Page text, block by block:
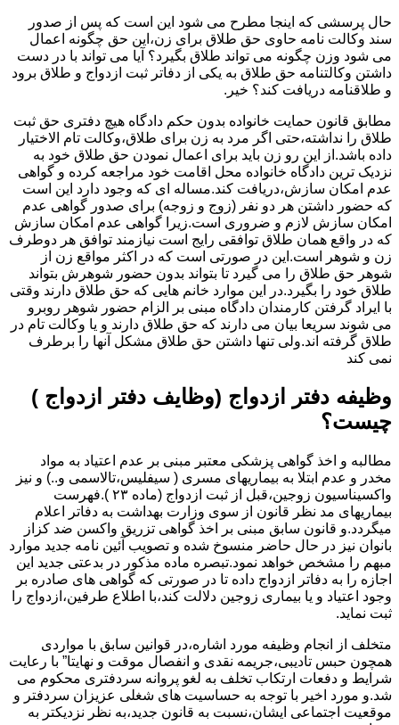
حال پرسشی که اینجا مطرح می شود این است که پس از صدور
سند وکالت نامه حاوی حق طلاق برای زن،این حق چگونه اعمال
می شود وزن چگونه می تواند طلاق بگیرد؟ آیا می تواند با در دست
داشتن وکالتنامه حق طلاق به یکی از دفاتر ثبت ازدواج و طلاق برود
و طلاقنامه دریافت کند؟ خیر.
مطابق قانون حمایت خانواده بدون حکم دادگاه هیچ دفتری حق ثبت
طلاق را نداشته،حتی اگر مرد به زن برای طلاق،وکالت تام الاختیار
داده باشد.از این رو زن باید برای اعمال نمودن حق طلاق خود به
نزدیک ترین دادگاه خانواده محل اقامت خود مراجعه کرده و گواهی
عدم امکان سازش،دریافت کند.مساله ای که وجود دارد این است
که حضور داشتن هر دو نفر (زوج و زوجه) برای صدور گواهی عدم
امکان سازش لازم و ضروری است.زیرا گواهی عدم امکان سازش
که در واقع همان طلاق توافقی رایج است نیازمند توافق هر دوطرف
زن و شوهر است.این در صورتی است که در اکثر مواقع زن از
شوهر حق طلاق را می گیرد تا بتواند بدون حضور شوهرش بتواند
طلاق خود را بگیرد.در این موارد خانم هایی که حق طلاق دارند وقتی
با ایراد گرفتن کارمندان دادگاه مبنی بر الزام حضور شوهر روبرو
می شوند سریعا بیان می دارند که حق طلاق دارند و یا وکالت تام در
طلاق گرفته اند.ولی تنها داشتن حق طلاق مشکل آنها را برطرف
نمی کند
وظیفه دفتر ازدواج (وظایف دفتر ازدواج )
چیست؟
مطالبه و اخذ گواهی پزشکی معتبر مبنی بر عدم اعتیاد به مواد
مخدر و عدم ابتلا به بیماریهای مسری ( سیفلیس،تالاسمی و..) و نیز
واکسیناسیون زوجین،قبل از ثبت ازدواج (ماده ۲۳ ).فهرست
بیماریهای مد نظر قانون از سوی وزارت بهداشت به دفاتر اعلام
میگردد.و قانون سابق مبنی بر اخذ گواهی تزریق واکسن ضد کزاز
بانوان نیز در حال حاضر منسوخ شده و تصویب آئین نامه جدید موارد
مبهم را مشخص خواهد نمود.تبصره ماده مذکور در بدعتی جدید این
اجازه را به دفاتر ازدواج داده تا در صورتی که گواهی های صادره بر
وجود اعتیاد و یا بیماری زوجین دلالت کند،با اطلاع طرفین،ازدواج را
ثبت نماید.
متخلف از انجام وظیفه مورد اشاره،در قوانین سابق با مواردی
همچون حبس تادیبی،جریمه نقدی و انفصال موقت و نهایتا” با رعایت
شرایط و دفعات ارتکاب تخلف به لغو پروانه سردفتری محکوم می
شد.و مورد اخیر با توجه به حساسیت های شغلی عزیزان سردفتر و
موقعیت اجتماعی ایشان،نسبت به قانون جدید،به نظر نزدیکتر به